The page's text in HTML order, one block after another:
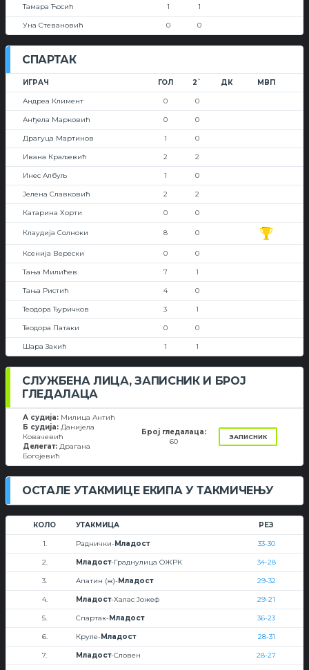
Тамара Ћосић 1 1
Уна Стевановић 0 0
СПАРТАК
ИГРАЧ ГОЛ 2` ДК МВП
Андреа Климент 0 0
Анђела Марковић 0 0
Драгуца Мартинов 1 0
Ивана Краљевић 2 2
Инес Албуљ 1 0
Јелена Славковић 2 2
Катарина Хорти 0 0
Клаудија Солноки 8 0
Ксенија Верески 0 0
Тања Милићев 7 1
Тања Ристић 4 0
Теодора Ђуричков 3 1
Теодора Патаки 0 0
Шара Закић 1 1
СЛУЖБЕНА ЛИЦА, ЗАПИСНИК И БРОЈ
ГЛЕДАЛАЦА
А судија: Милица Антић
Б судија: Данијела
Ковачевић
Делегат: Драгана
Богојевић
Број гледалаца:
60
ЗАПИСНИК
ОСТАЛЕ УТАКМИЦЕ ЕКИПА У ТАКМИЧЕЊУ
КОЛО УТАКМИЦА РЕЗ
1. Раднички-Младост 33-30
2. Младост-Граднулица ОЖРК 34-28
3. Апатин (ж)-Младост 29-32
4. Младост-Халас Јожеф 29-21
5. Спартак-Младост 36-23
6. Круле-Младост 28-31
7. Младост-Словен 28-27